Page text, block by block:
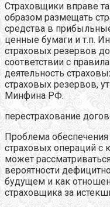
Страховщики вправе
образом размещать
средства в
ценные бумаги и т.п.
страховых резервов
соответствии с
деятельность
страховых резервов,
Минфина РФ.
перестрахование
Проблема
страховых операций с
может
вероятности
будущем и как
страховщика за